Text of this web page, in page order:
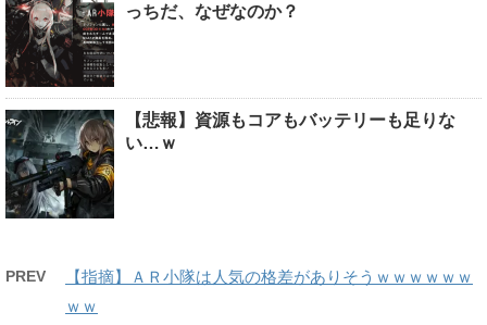
っちだ、なぜなのか？
【悲報】資源もコアもバッテリーも足りな
い…ｗ
PREV
【指摘】ＡＲ小隊は人気の格差がありそうｗｗｗｗｗｗ
ｗｗ